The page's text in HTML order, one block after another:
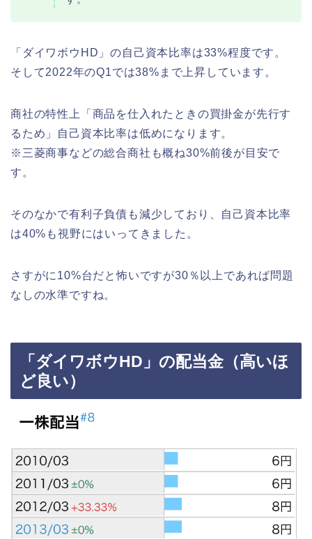
「ダイワボウHD」の自己資本比率は33%程度です。
そして2022年のQ1では38%まで上昇しています。
商社の特性上「商品を仕入れたときの買掛金が先行す
るため」自己資本比率は低めになります。
※三菱商事などの総合商社も概ね30%前後が目安で
す。
そのなかで有利子負債も減少しており、自己資本比率
は40%も視野にはいってきました。
さすがに10%台だと怖いですが30％以上であれば問題
なしの水準ですね。
「ダイワボウHD」の配当金（高いほ
ど良い）